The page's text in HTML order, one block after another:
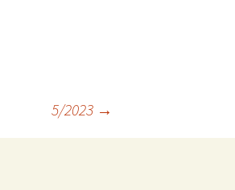
5/2023 →